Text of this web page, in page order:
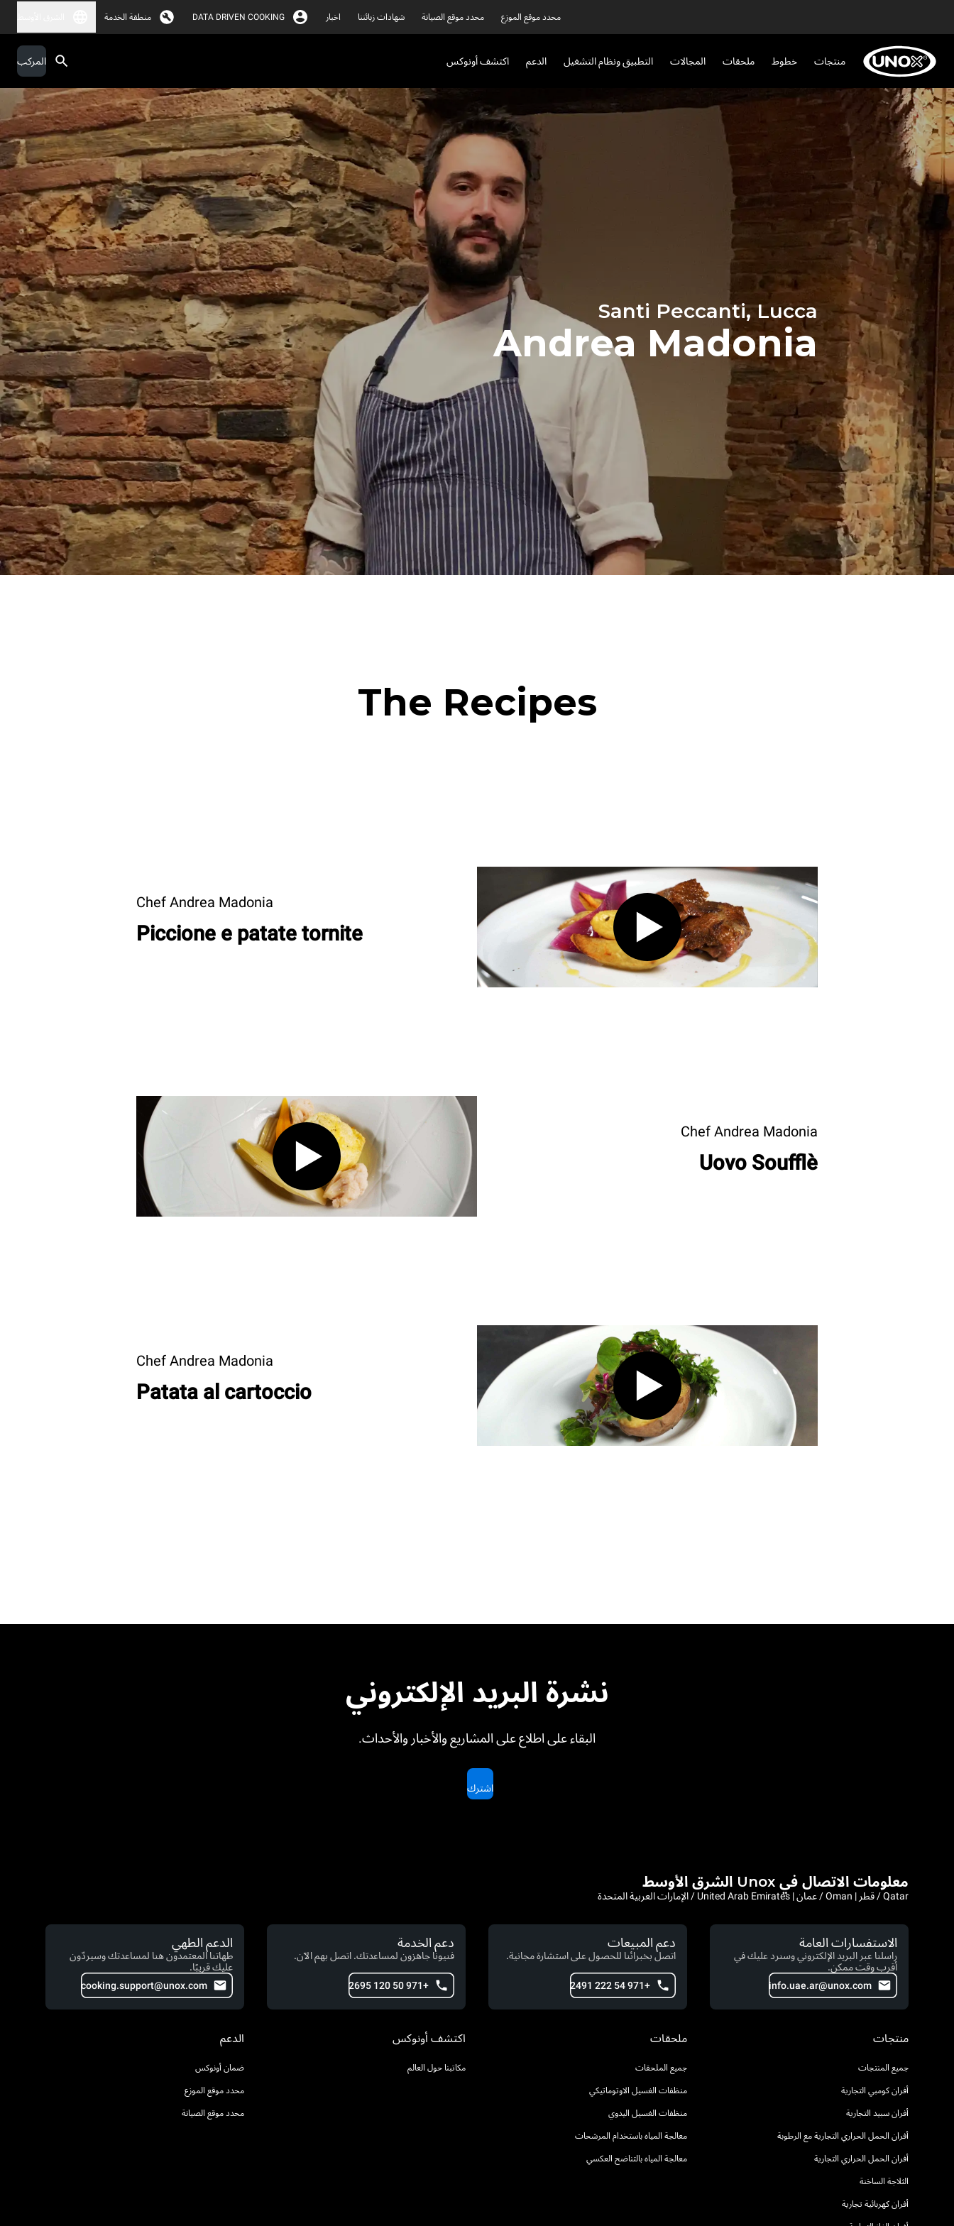
محدد موقع الموزع محدد موقع الصيانة شهادات زبائننا اخبار DATA DRIVEN COOKING منطقة الخدمة
منتجات خطوط ملحقات المجالات التطبيق ونظام التشغيل الدعم اكتشف أونوكس المركب
Santi Peccanti, Lucca
Andrea Madonia
The Recipes
Chef Andrea Madonia
Piccione e patate tornite
Chef Andrea Madonia
Uovo Soufflè
Chef Andrea Madonia
Patata al cartoccio
نشرة البريد الإلكتروني
البقاء على اطلاع على المشاريع والأخبار والأحداث.
اشترك
معلومات الاتصال في Unox الشرق الأوسط
Qatar / قطر | Oman / عمان | United Arab Emirates / الإمارات العربية المتحدة
الاستفسارات العامة
راسلنا عبر البريد الإلكتروني وسنرد عليك في
أقرب وقت ممكن.
info.uae.ar@unox.com
دعم المبيعات
اتصل بخبرائنا للحصول على استشارة مجانية.
+971 54 222 2491
دعم الخدمة
فنيونا جاهزون لمساعدتك. اتصل بهم الآن.
+971 50 120 2695
الدعم الطهي
طهاتنا المعتمدون هنا لمساعدتك وسيردّون
عليك قريبًا.
cooking.support@unox.com
منتجات
جميع المنتجات
أفران كومبي التجارية
أفران سبيد التجارية
أفران الحمل الحراري التجارية مع الرطوبة
أفران الحمل الحراري التجارية
الثلاجة الساخنة
أفران كهربائية تجارية
ملحقات
جميع الملحقات
منظفات الغسيل الاوتوماتيكي
منظفات الغسيل اليدوي
معالجة المياه باستخدام المرشحات
معالجة المياه بالتناضح العكسي
اكتشف أونوكس
مكاتبنا حول العالم
الدعم
ضمان أونوكس
محدد موقع الموزع
محدد موقع الصيانة